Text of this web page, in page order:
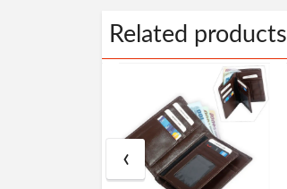
Related products
‹